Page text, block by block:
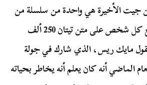
جيت الأخيرة هي واحدة من سلسلة من
زيارات السياحية. دفع كل شخص على متن تيتان 250 ألف
مايك ريس، الذي شارك في جولة
الماضي أنه كان يعلم أنه يخاطر بحياته